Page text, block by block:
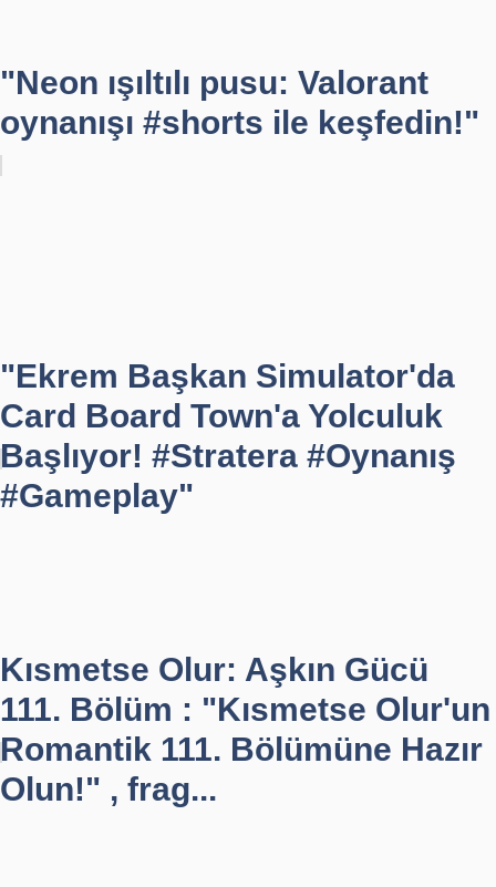
"Neon ışıltılı pusu: Valorant
oynanışı #shorts ile keşfedin!"
"Ekrem Başkan Simulator'da
Card Board Town'a Yolculuk
Başlıyor! #Stratera #Oynanış
#Gameplay"
Kısmetse Olur: Aşkın Gücü
111. Bölüm : "Kısmetse Olur'un
Romantik 111. Bölümüne Hazır
Olun!" , frag...